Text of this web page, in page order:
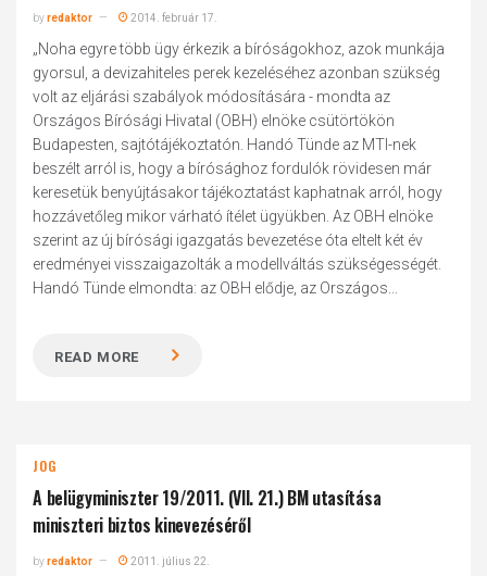
byredaktor 2014. február 17.
„Noha egyre több ügy érkezik a bíróságokhoz, azok munkája
gyorsul, a devizahiteles perek kezeléséhez azonban szükség
volt az eljárási szabályok módosítására - mondta az
Országos Bírósági Hivatal (OBH) elnöke csütörtökön
Budapesten, sajtótájékoztatón. Handó Tünde az MTI-nek
beszélt arról is, hogy a bírósághoz fordulók rövidesen már
keresetük benyújtásakor tájékoztatást kaphatnak arról, hogy
hozzávetőleg mikor várható ítélet ügyükben. Az OBH elnöke
szerint az új bírósági igazgatás bevezetése óta eltelt két év
eredményei visszaigazolták a modellváltás szükségességét.
Handó Tünde elmondta: az OBH elődje, az Országos...
READ MORE
JOG
A belügyminiszter 19/2011. (VII. 21.) BM utasítása
miniszteri biztos kinevezéséről
byredaktor 2011. július 22.